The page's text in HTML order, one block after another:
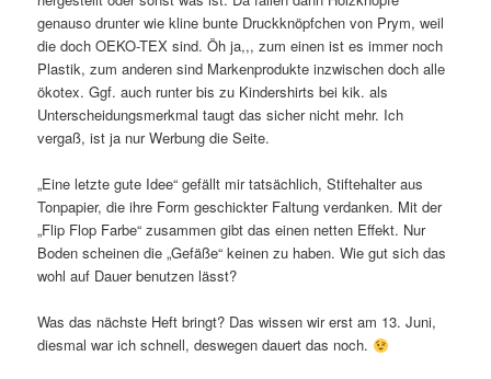
genauso drunter wie kline bunte Druckknöpfchen von Prym, weil
die doch OEKO-TEX sind. Öh ja,,, zum einen ist es immer noch
Plastik, zum anderen sind Markenprodukte inzwischen doch alle
ökotex. Ggf. auch runter bis zu Kindershirts bei kik. als
Unterscheidungsmerkmal taugt das sicher nicht mehr. Ich
vergaß, ist ja nur Werbung die Seite.
„Eine letzte gute Idee“ gefällt mir tatsächlich, Stiftehalter aus
Tonpapier, die ihre Form geschickter Faltung verdanken. Mit der
„Flip Flop Farbe“ zusammen gibt das einen netten Effekt. Nur
Boden scheinen die „Gefäße“ keinen zu haben. Wie gut sich das
wohl auf Dauer benutzen lässt?
Was das nächste Heft bringt? Das wissen wir erst am 13. Juni,
diesmal war ich schnell, deswegen dauert das noch.